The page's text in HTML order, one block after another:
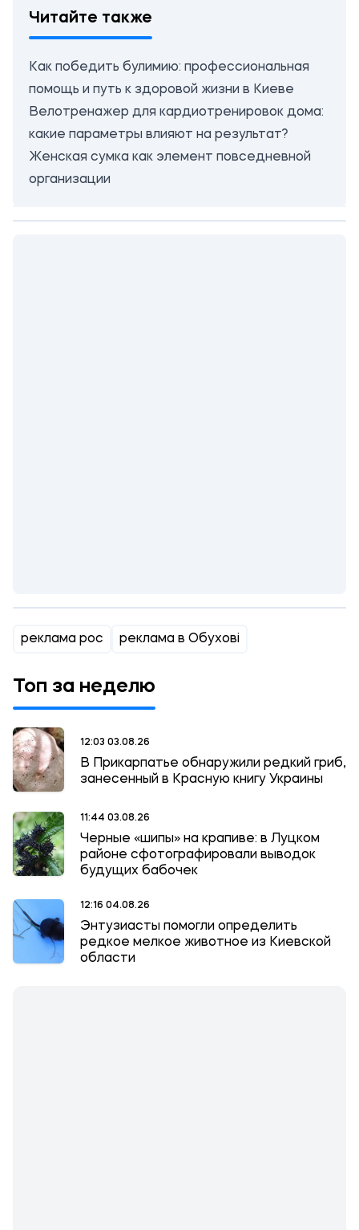
Читайте также
Как победить булимию: профессиональная
помощь и путь к здоровой жизни в Киеве
Велотренажер для кардиотренировок дома:
какие параметры влияют на результат?
Женская сумка как элемент повседневной
организации
реклама рос реклама в Обухові
Топ за неделю
12:03 03.08.26
В Прикарпатье обнаружили редкий гриб,
занесенный в Красную книгу Украины
11:44 03.08.26
Черные «шипы» на крапиве: в Луцком
районе сфотографировали выводок
будущих бабочек
12:16 04.08.26
Энтузиасты помогли определить
редкое мелкое животное из Киевской
области